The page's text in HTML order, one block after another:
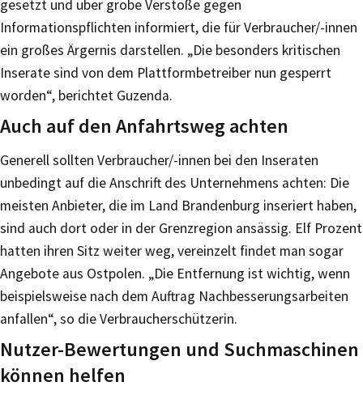
gesetzt und über grobe Verstöße gegen
Informationspflichten informiert, die für Verbraucher/-innen
ein großes Ärgernis darstellen. „Die besonders kritischen
Inserate sind von dem Plattformbetreiber nun gesperrt
worden“, berichtet Guzenda.
Auch auf den Anfahrtsweg achten
Generell sollten Verbraucher/-innen bei den Inseraten
unbedingt auf die Anschrift des Unternehmens achten: Die
meisten Anbieter, die im Land Brandenburg inseriert haben,
sind auch dort oder in der Grenzregion ansässig. Elf Prozent
hatten ihren Sitz weiter weg, vereinzelt findet man sogar
Angebote aus Ostpolen. „Die Entfernung ist wichtig, wenn
beispielsweise nach dem Auftrag Nachbesserungsarbeiten
anfallen“, so die Verbraucherschützerin.
Nutzer-Bewertungen und Suchmaschinen
können helfen